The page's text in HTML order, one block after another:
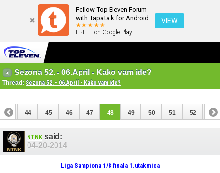
Follow Top Eleven Forum
with Tapatalk for Android
FREE - on Google Play
VIEW
Sezona 52. - 06.April - Kako vam ide?
Thread: Sezona 52. - 06.April - Kako vam ide?
43 44 45 46 47 48 49 50 51 52 53
63
NTNK said:
04-20-2014
Liga Sampiona 1/8 finala 1.utakmica